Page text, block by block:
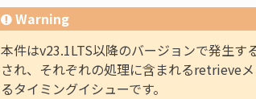
Warning
本件はv23.1LTS以降のバージョンで発生
され、それぞれの処理に含まれるretrieve
るタイミングイシューです。